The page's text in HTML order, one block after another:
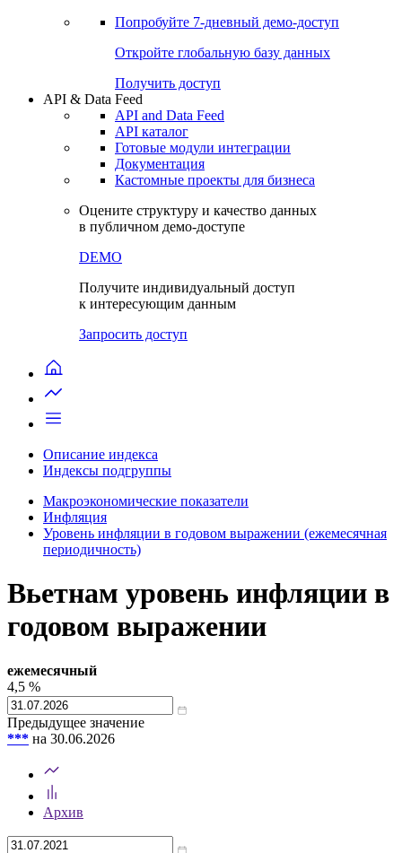
Попробуйте 7-дневный демо-доступ
Откройте глобальную базу данных
Получить доступ
API & Data Feed
API and Data Feed
API каталог
Готовые модули интеграции
Документация
Кастомные проекты для бизнеса
Оцените структуру и качество данных
в публичном демо-доступе
DEMO
Получите индивидуальный доступ
к интересующим данным
Запросить доступ
Описание индекса
Индексы подгруппы
Макроэкономические показатели
Инфляция
Уровень инфляции в годовом выражении (ежемесячная
периодичность)
Вьетнам уровень инфляции в
годовом выражении
ежемесячный
4,5 %
Предыдущее значение
*** на 30.06.2026
Архив